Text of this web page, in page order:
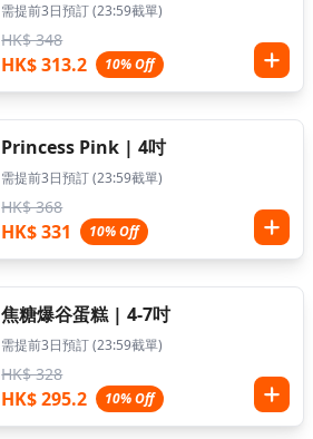
需提前3日預訂 (23:59截單)
HK$ 348
HK$ 313.2 10% Off
Princess Pink | 4吋
需提前3日預訂 (23:59截單)
HK$ 368
HK$ 331 10% Off
焦糖爆谷蛋糕 | 4-7吋
需提前3日預訂 (23:59截單)
HK$ 328
HK$ 295.2 10% Off